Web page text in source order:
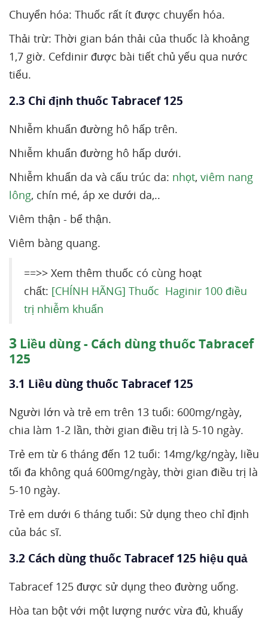
Chuyển hóa: Thuốc rất ít được chuyển hóa.
Thải trừ: Thời gian bán thải của thuốc là khoảng
1,7 giờ. Cefdinir được bài tiết chủ yếu qua nước
tiểu.
2.3 Chỉ định thuốc Tabracef 125
Nhiễm khuẩn đường hô hấp trên.
Nhiễm khuẩn đường hô hấp dưới.
Nhiễm khuẩn da và cấu trúc da: nhọt, viêm nang
lông, chín mé, áp xe dưới da,..
Viêm thận - bể thận.
Viêm bàng quang.
==>> Xem thêm thuốc có cùng hoạt
chất: [CHÍNH HÃNG] Thuốc Haginir 100 điều
trị nhiễm khuẩn
3 Liều dùng - Cách dùng thuốc Tabracef
125
3.1 Liều dùng thuốc Tabracef 125
Người lớn và trẻ em trên 13 tuổi: 600mg/ngày,
chia làm 1-2 lần, thời gian điều trị là 5-10 ngày.
Trẻ em từ 6 tháng đến 12 tuổi: 14mg/kg/ngày, liều
tối đa không quá 600mg/ngày, thời gian điều trị là
5-10 ngày.
Trẻ em dưới 6 tháng tuổi: Sử dụng theo chỉ định
của bác sĩ.
3.2 Cách dùng thuốc Tabracef 125 hiệu quả
Tabracef 125 được sử dụng theo đường uống.
Hòa tan bột với một lượng nước vừa đủ, khuấy